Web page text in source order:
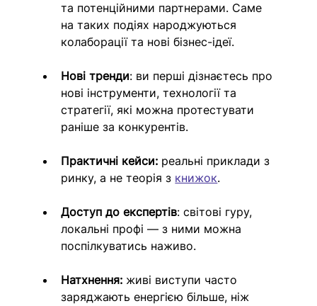
та потенційними партнерами. Саме
на таких подіях народжуються
колаборації та нові бізнес-ідеї.
Нові тренди: ви перші дізнаєтесь про
нові інструменти, технології та
стратегії, які можна протестувати
раніше за конкурентів.
Практичні кейси: реальні приклади з
ринку, а не теорія з книжок.
Доступ до експертів: світові гуру,
локальні профі — з ними можна
поспілкуватись наживо.
Натхнення: живі виступи часто
заряджають енергією більше, ніж